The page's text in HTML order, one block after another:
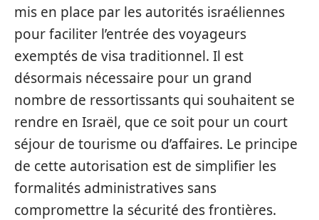
mis en place par les autorités israéliennes
pour faciliter l’entrée des voyageurs
exemptés de visa traditionnel. Il est
désormais nécessaire pour un grand
nombre de ressortissants qui souhaitent se
rendre en Israël, que ce soit pour un court
séjour de tourisme ou d’affaires. Le principe
de cette autorisation est de simplifier les
formalités administratives sans
compromettre la sécurité des frontières.